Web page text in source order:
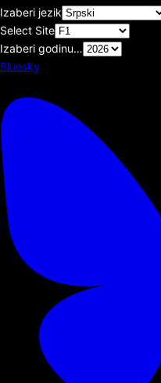
Izaberi jezik
Select Site
Izaberi godinu…
Bluesky